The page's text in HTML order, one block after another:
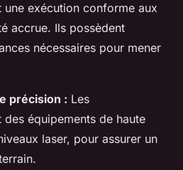
exécution conforme aux
accrue. Ils possèdent
nécessaires pour mener
précision : Les
équipements de haute
laser, pour assurer un